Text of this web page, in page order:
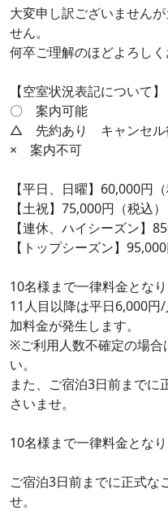
大変申し訳ございません
せん。
何卒ご理解のほどよろしく
【空室状況表記について】
〇 案内可能
△ 先約あり キャンセル
× 案内不可
【平日、日曜】60,000円（
【土祝】75,000円（税込）
【連休、ハイシーズン】
【トップシーズン】
10名様まで一律料金となり
11人目以降は平日6,000円
加料金が発生します。
※ご利用人数不確定の場合
い。
また、ご宿泊3日前までに
さいませ。
10名様まで一律料金となり
ご宿泊3日前までに正式な
せ。